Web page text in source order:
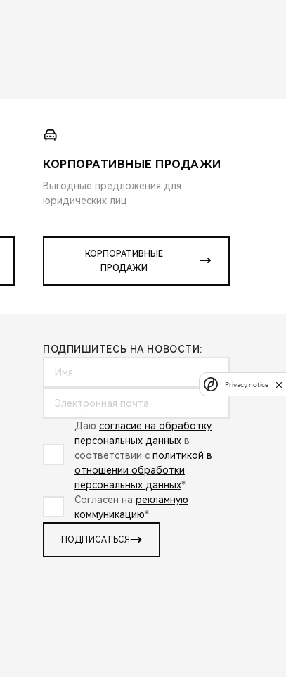
КОРПОРАТИВНЫЕ ПРОДАЖИ
Выгодные предложения для
юридических лиц
КОРПОРАТИВНЫЕ
ПРОДАЖИ
ПОДПИШИТЕСЬ НА НОВОСТИ:
Даю согласие на обработку
персональных данных в
соответствии с политикой в
отношении обработки
персональных данных*
Согласен на рекламную
коммуникацию*
ПОДПИСАТЬСЯ
Privacy notice